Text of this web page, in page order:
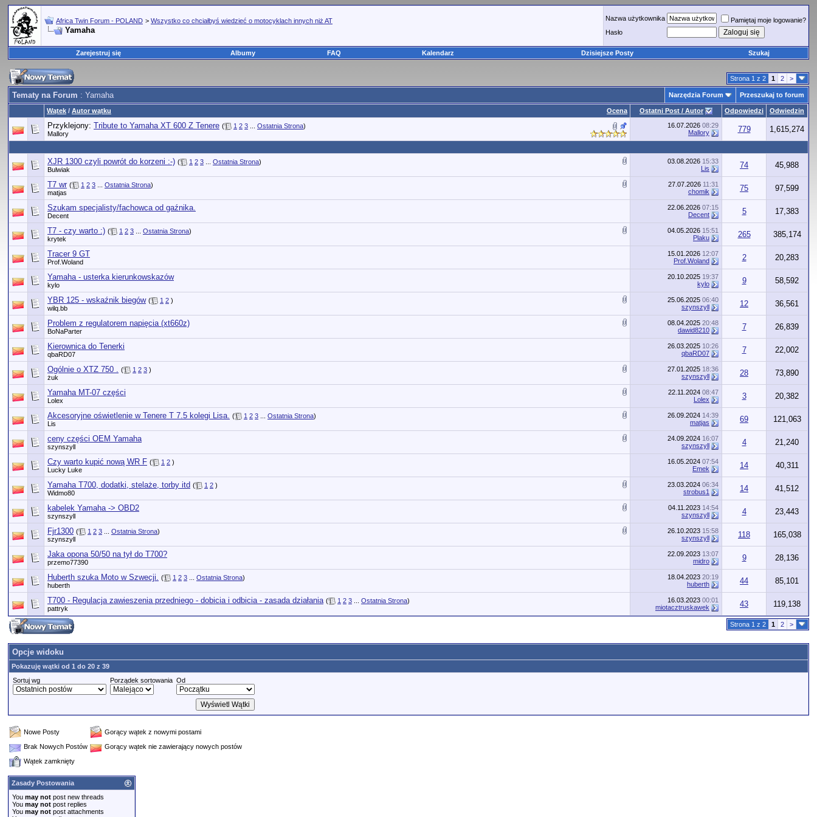
Africa Twin Forum - POLAND > Wszystko co chciałbyś wiedzieć o motocyklach innych niż AT
Yamaha
Nazwa użytkownika
Pamiętaj moje logowanie?
Hasło
Zarejestruj się Albumy FAQ Kalendarz Dzisiejsze Posty Szukaj
Strona 1 z 2 1 2 >
Tematy na Forum : Yamaha Narzędzia Forum Przeszukaj to forum
Ocena
Wątek / Autor wątku Ostatni Post / Autor Odpowiedzi Odwiedzin
Przyklejony: Tribute to Yamaha XT 600 Z Tenere ( 1 2 3 Ostatnia Strona)
Mallory
16.07.2026 08:29
Mallory
779 1,615,274
XJR 1300 czyli powrót do korzeni :-) ( 1 2 3 Ostatnia Strona)
Bulwiak
03.08.2026 15:33
Lis
74 45,988
T7 wr ( 1 2 3 Ostatnia Strona)
matjas
27.07.2026 11:31
chomik
75 97,599
Szukam specjalisty/fachowca od gaźnika.
Decent
22.06.2026 07:15
Decent
5 17,383
T7 - czy warto :) ( 1 2 3 Ostatnia Strona)
krytek
04.05.2026 15:51
Plaku
265 385,174
Tracer 9 GT
Prof.Woland
15.01.2026 12:07
Prof.Woland
2 20,283
Yamaha - usterka kierunkowskazów
kylo
20.10.2025 19:37
kylo
9 58,592
YBR 125 - wskaźnik biegów ( 1 2 )
wilq.bb
25.06.2025 06:40
szynszyll
12 36,561
Problem z regulatorem napięcia (xt660z)
BoNaParter
08.04.2025 20:48
dawid8210
7 26,839
Kierownica do Tenerki
qbaRD07
26.03.2025 10:26
qbaRD07
7 22,002
Ogólnie o XTZ 750 . ( 1 2 3 )
żuk
27.01.2025 18:36
szynszyll
28 73,890
Yamaha MT-07 części
Lolex
22.11.2024 08:47
Lolex
3 20,382
Akcesoryjne oświetlenie w Tenere T 7.5 kolegi Lisa. ( 1 2 3 Ostatnia Strona)
Lis
26.09.2024 14:39
matjas
69 121,063
ceny części OEM Yamaha
szynszyll
24.09.2024 16:07
szynszyll
4 21,240
Czy warto kupić nową WR F ( 1 2 )
Lucky Luke
16.05.2024 07:54
Emek
14 40,311
Yamaha T700, dodatki, stelaże, torby itd ( 1 2 )
Widmo80
23.03.2024 06:34
strobus1
14 41,512
kabelek Yamaha -> OBD2
szynszyll
04.11.2023 14:54
szynszyll
4 23,443
Fjr1300 ( 1 2 3 Ostatnia Strona)
szynszyll
26.10.2023 15:58
szynszyll
118 165,038
Jaka opona 50/50 na tył do T700?
przemo77390
22.09.2023 13:07
midro
9 28,136
Huberth szuka Moto w Szwecji. ( 1 2 3 Ostatnia Strona)
huberth
18.04.2023 20:19
huberth
44 85,101
T700 - Regulacja zawieszenia przedniego - dobicia i odbicia - zasada działania ( 1 2 3 Ostatnia Strona)
pattryk
16.03.2023 00:01
miotacztruskawek
43 119,138
Strona 1 z 2 1 2 >
Opcje widoku
Pokazuję wątki od 1 do 20 z 39
Sortuj wg
Porządek sortowania Od
Nowe Posty
Gorący wątek z nowymi postami
Brak Nowych Postów
Gorący wątek nie zawierający nowych postów
Wątek zamknięty
Zasady Postowania
You may not post new threads
You may not post replies
You may not post attachments